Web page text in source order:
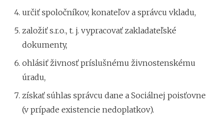
určiť spoločníkov, konateľov a správcu vkladu,
založiť s.r.o., t. j. vypracovať zakladateľské
dokumenty,
ohlásiť živnosť príslušnému živnostenskému
úradu,
získať súhlas správcu dane a Sociálnej poisťovne
(v prípade existencie nedoplatkov).